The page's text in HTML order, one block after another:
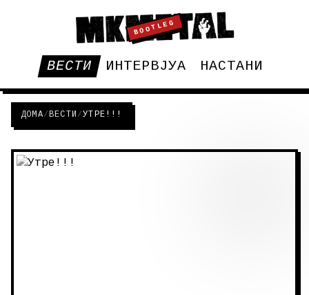
BOOTLEG
ВЕСТИ ИНТЕРВЈУА НАСТАНИ
ДОМА/ВЕСТИ /УТРЕ!!!